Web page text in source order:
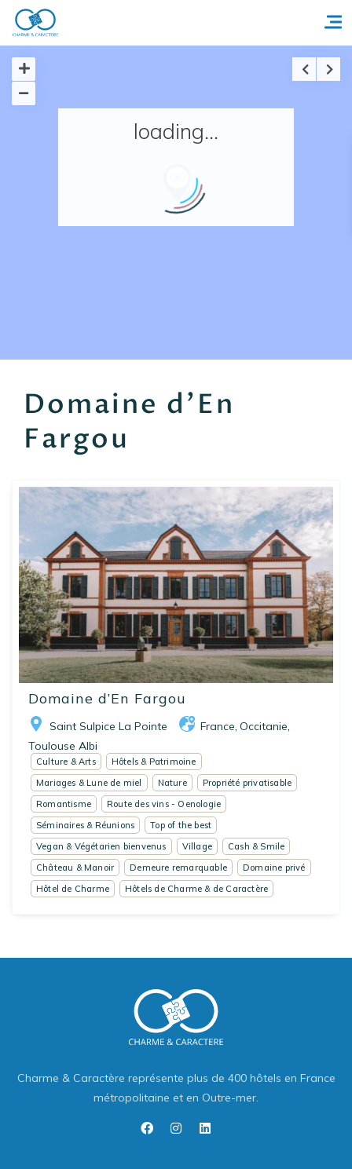
Accueil
Nos adresses en France
loading...
Domaine d'En
Fargou
Domaine d’En Fargou
Saint Sulpice La Pointe France Occitanie
Toulouse Albi
Culture & Arts
Hôtels & Patrimoine
Mariages & Lune de miel
Nature
Propriété privatisable
Romantisme
Route des vins - Oenologie
Séminaires & Réunions
Top of the best
Vegan & Végétarien bienvenus
Village
Cash & Smile
Château & Manoir
Demeure remarquable
Domaine privé
Hôtel de Charme
Hôtels de Charme & de Caractère
Charme & Caractère représente plus de 400 hôtels en France
métropolitaine et en Outre-mer.